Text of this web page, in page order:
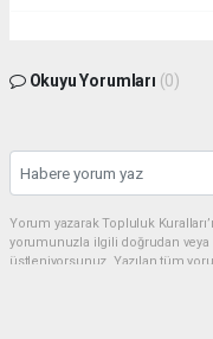
Okuyu Yorumları (0)
Yorum yazarak Topluluk
yorumunuzla ilgili doğrudan veya
üstleniyorsunuz. Yazılan tüm